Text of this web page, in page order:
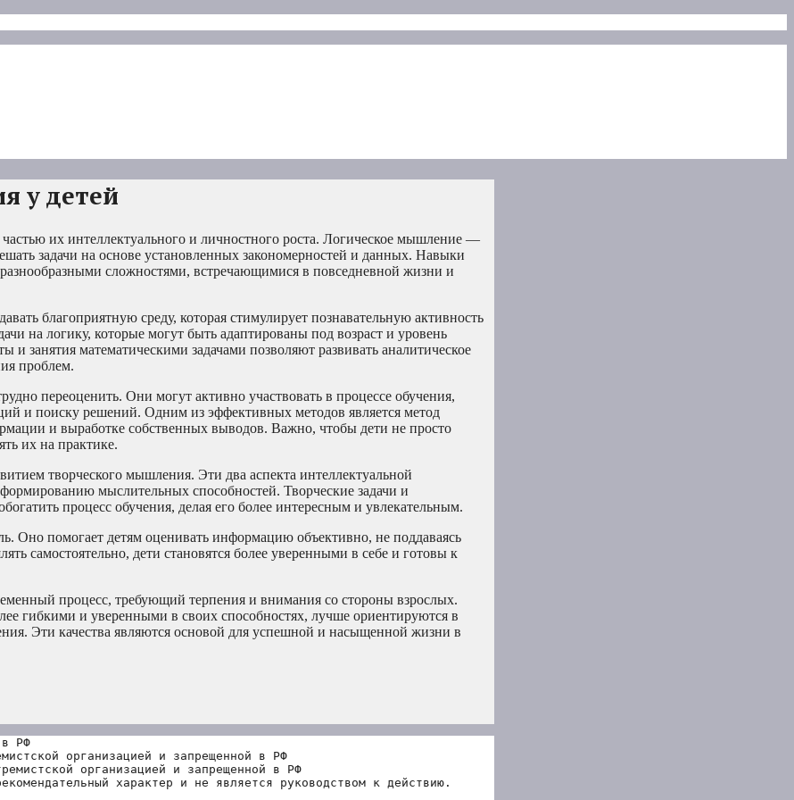
у детей
их интеллектуального и личностного роста. Логическое мышление —
задачи на основе установленных закономерностей и данных. Навыки
сложностями, встречающимися в повседневной жизни и
благоприятную среду, которая стимулирует познавательную активность
на логику, которые могут быть адаптированы под возраст и уровень
занятия математическими задачами позволяют развивать аналитическое
проблем.
переоценить. Они могут активно участвовать в процессе обучения,
и поиску решений. Одним из эффективных методов является метод
и выработке собственных выводов. Важно, чтобы дети не просто
их на практике.
творческого мышления. Эти два аспекта интеллектуальной
мыслительных способностей. Творческие задачи и
процесс обучения, делая его более интересным и увлекательным.
Оно помогает детям оценивать информацию объективно, не поддаваясь
самостоятельно, дети становятся более уверенными в себе и готовы к
процесс, требующий терпения и внимания со стороны взрослых.
гибкими и уверенными в своих способностях, лучше ориентируются в
Эти качества являются основой для успешной и насыщенной жизни в
в РФ
организацией и запрещенной в РФ
организацией и запрещенной в РФ
характер и не является руководством к действию.